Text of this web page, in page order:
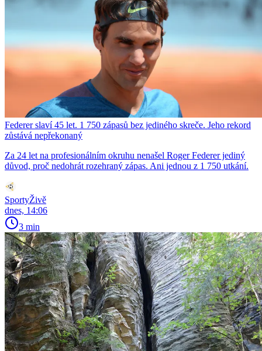
Federer slaví 45 let. 1 750 zápasů bez jediného skreče. Jeho rekord
zůstává nepřekonaný
Za 24 let na profesionálním okruhu nenašel Roger Federer jediný
důvod, proč nedohrát rozehraný zápas. Ani jednou z 1 750 utkání.
SportyŽivě
dnes, 14:06
3 min